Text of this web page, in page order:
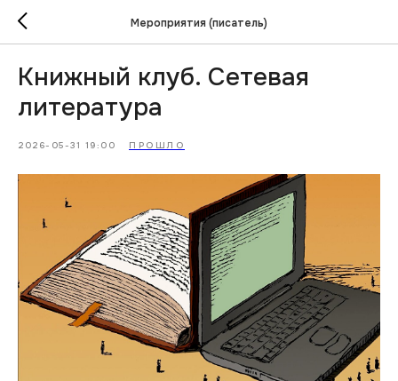
Мероприятия (писатель)
Книжный клуб. Сетевая
литература
2026-05-31 19:00 ПРОШЛО